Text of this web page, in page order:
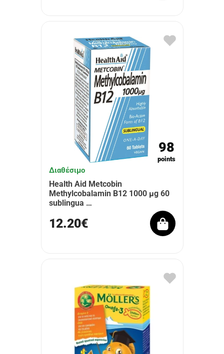
98
points
Διαθέσιμο
Health Aid Metcobin
Methylcobalamin B12 1000 μg 60
sublingua …
12.20€